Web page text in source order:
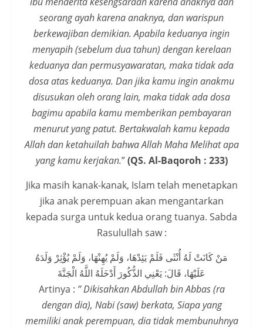
seorang ayah karena anaknya, dan warispun
berkewajiban demikian. Apabila keduanya ingin
menyapih (sebelum dua tahun) dengan kerelaan
keduanya dan permusyawaratan, maka tidak ada
dosa atas keduanya. Dan jika kamu ingin anakmu
disusukan oleh orang lain, maka tidak ada dosa
bagimu apabila kamu memberikan pembayaran
menurut yang patut. Bertakwalah kamu kepada
Allah dan ketahuilah bahwa Allah Maha Melihat apa
yang kamu kerjakan.”(QS. Al-Baqoroh : 233)
Jika masih kanak-kanak, Islam telah menetapkan
jika anak perempuan akan mengantarkan
kepada surga untuk kedua orang tuanya. Sabda
Rasulullah saw :
مَنْ كَانَتْ لَهُ أُنْثَى فَلَمْ يَئِدْهَا، وَلَمْ يُهِنْهَا، وَلَمْ يُؤْثِرْ وَلَدَهُ
عَلَيْهَا، قَالَ: يَعْنِي الذُّكُورَ أَدْخَلَهُ اللَّهُ الْجَنَّةَ
Artinya : ” Dikisahkan Abdullah bin Abbas (ra
dengan dia), Nabi (saw) berkata, Siapa yang
memiliki anak perempuan, dia tidak membunuhnya